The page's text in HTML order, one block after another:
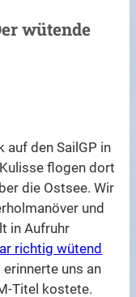
wütende
auf den SailGP in
flogen dort
die Ostsee. Wir
und
in Aufruhr
richtig wütend
erinnerte uns an
Titel kostete.